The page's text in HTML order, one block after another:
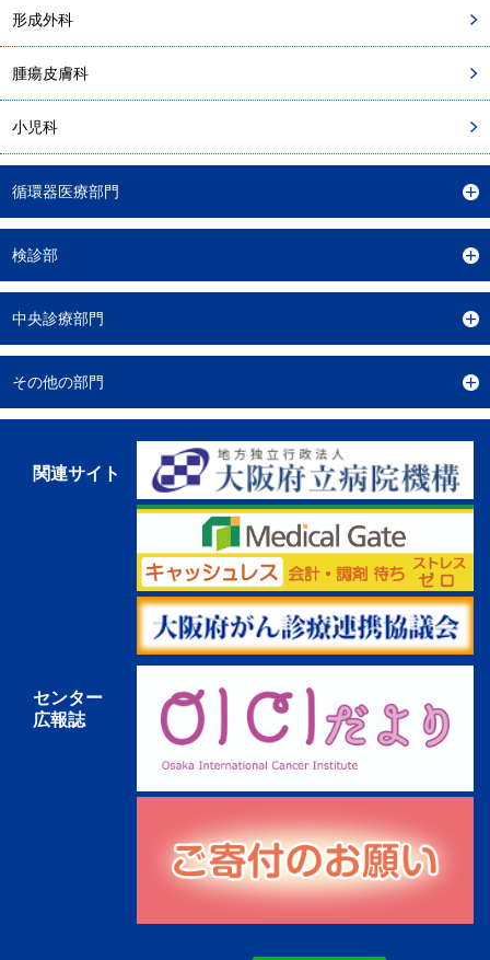
形成外科
腫瘍皮膚科
小児科
循環器医療部門
検診部
中央診療部門
その他の部門
関連サイト
センター
広報誌